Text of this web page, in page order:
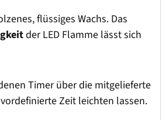
flüssiges Wachs. Das
der LED Flamme lässt sich
Timer über die mitgelieferte
Zeit leichten lassen.